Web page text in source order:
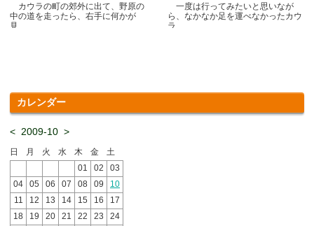
カウラの町の郊外に出て、野原の
中の道を走ったら、右手に何かが
見.....
一度は行ってみたいと思いなが
ら、なかなか足を運べなかったカウ
ラ.....
カレンダー
< 2009-10 >
日 月 火 水 木 金
土
01
02
03
04
05 06 07 08 09
10
11
12 13 14 15 16
17
18
19 20 21 22 23
24